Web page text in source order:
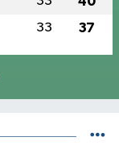
33 37